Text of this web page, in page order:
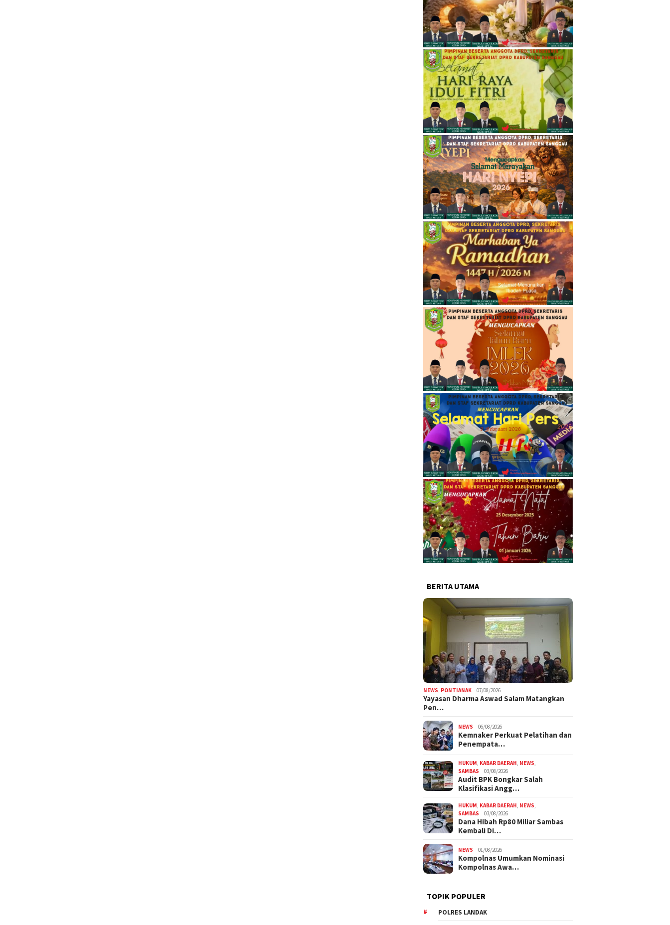
BERITA UTAMA
NEWS PONTIANAK 07/08/2026
Yayasan Dharma Aswad Salam Matangkan
Pen…
NEWS 06/08/2026
Kemnaker Perkuat Pelatihan dan
Penempata…
HUKUM KABAR DAERAH NEWS
SAMBAS
03/08/2026
Audit BPK Bongkar Salah
Klasifikasi Angg…
HUKUM KABAR DAERAH NEWS
SAMBAS
03/08/2026
Dana Hibah Rp80 Miliar Sambas
Kembali Di…
NEWS 01/08/2026
Kompolnas Umumkan Nominasi
Kompolnas Awa…
TOPIK POPULER
POLRES LANDAK